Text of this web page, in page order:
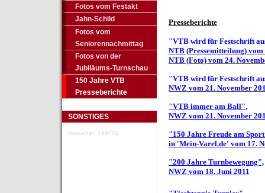
Fotos vom Festakt
Jahn-Schild
Fotos vom
Seniorennachmittag
Fotos von der
Jubiläums-Turnschau
150 Jahre VTB
Presseberichte
SONSTIGES
Besucher: 199741
Presseberichte
"VTB wird für Festschrift
NTB (Pressemitteilung)
NTB (Foto) vom 24.
"VTB wird für Festschrift
NWZ vom 21. November
"VTB immer am Ball",
NWZ vom 21. November
"150 Jahre Freude am
in 'Mein-Varel.de' vom 17.
"200 Jahre Turnbewegung",
NWZ vom 18. Juni 2011